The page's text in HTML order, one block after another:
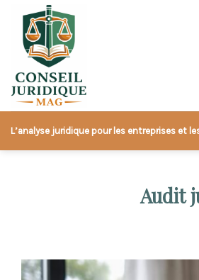
content
L’analyse juridique pour les entreprises et
Audit